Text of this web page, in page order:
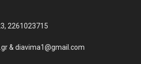
2261023715
& diavima1@gmail.com